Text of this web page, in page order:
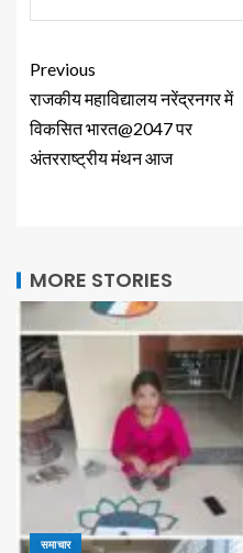
Previous
राजकीय महाविद्यालय नरेंद्रनगर में
विकसित भारत@2047 पर
अंतरराष्ट्रीय मंथन आज
MORE STORIES
समाचार